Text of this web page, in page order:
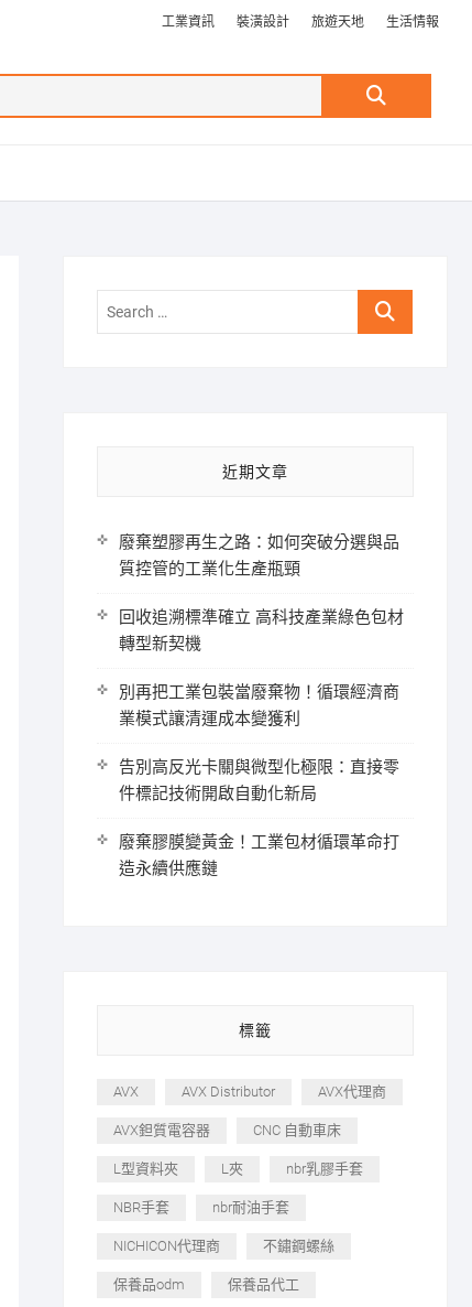
工業資訊 裝潢設計 旅遊天地 生活情報
Search
Search
近期文章
廢棄塑膠再生之路：如何突破分選與品
質控管的工業化生產瓶頸
回收追溯標準確立 高科技產業綠色包材
轉型新契機
別再把工業包裝當廢棄物！循環經濟商
業模式讓清運成本變獲利
告別高反光卡關與微型化極限：直接零
件標記技術開啟自動化新局
廢棄膠膜變黃金！工業包材循環革命打
造永續供應鏈
標籤
AVX AVX Distributor AVX代理商
AVX鉭質電容器 CNC 自動車床
L型資料夾 L夾 nbr乳膠手套
NBR手套 nbr耐油手套
NICHICON代理商 不鏽鋼螺絲
保養品odm 保養品代工